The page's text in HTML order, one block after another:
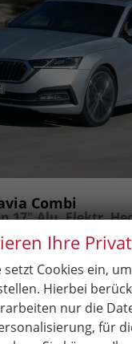
Combi
GetriebeSchalt.
Leistung 85 kW
Rückruf
Ihre
setzt Cookies ein,
Hierbei
nur die
für